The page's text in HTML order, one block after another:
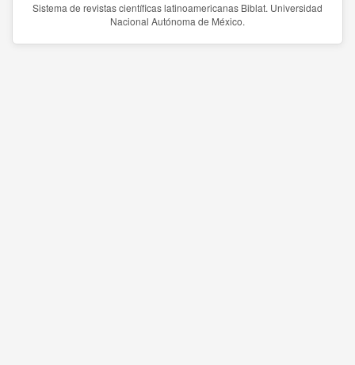
Sistema de revistas científicas latinoamericanas Biblat. Universidad
Nacional Autónoma de México.